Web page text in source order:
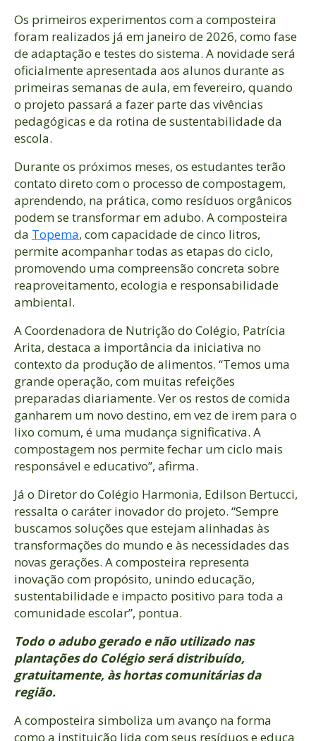
Os primeiros experimentos com a composteira
foram realizados já em janeiro de 2026, como fase
de adaptação e testes do sistema. A novidade será
oficialmente apresentada aos alunos durante as
primeiras semanas de aula, em fevereiro, quando
o projeto passará a fazer parte das vivências
pedagógicas e da rotina de sustentabilidade da
escola.
Durante os próximos meses, os estudantes terão
contato direto com o processo de compostagem,
aprendendo, na prática, como resíduos orgânicos
podem se transformar em adubo. A composteira
da Topema, com capacidade de cinco litros,
permite acompanhar todas as etapas do ciclo,
promovendo uma compreensão concreta sobre
reaproveitamento, ecologia e responsabilidade
ambiental.
A Coordenadora de Nutrição do Colégio, Patrícia
Arita, destaca a importância da iniciativa no
contexto da produção de alimentos. “Temos uma
grande operação, com muitas refeições
preparadas diariamente. Ver os restos de comida
ganharem um novo destino, em vez de irem para o
lixo comum, é uma mudança significativa. A
compostagem nos permite fechar um ciclo mais
responsável e educativo”, afirma.
Já o Diretor do Colégio Harmonia, Edilson Bertucci,
ressalta o caráter inovador do projeto. “Sempre
buscamos soluções que estejam alinhadas às
transformações do mundo e às necessidades das
novas gerações. A composteira representa
inovação com propósito, unindo educação,
sustentabilidade e impacto positivo para toda a
comunidade escolar”, pontua.
Todo o adubo gerado e não utilizado nas
plantações do Colégio será distribuído,
gratuitamente, às hortas comunitárias da
região.
A composteira simboliza um avanço na forma
como a instituição lida com seus resíduos e educa